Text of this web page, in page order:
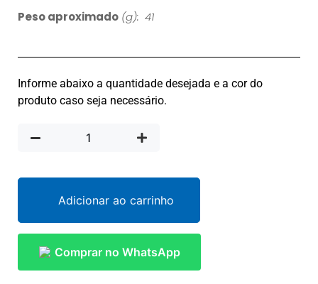
Peso aproximado (g): 41
Informe abaixo a quantidade desejada e a cor do
produto caso seja necessário.
Adicionar ao carrinho
Comprar no WhatsApp